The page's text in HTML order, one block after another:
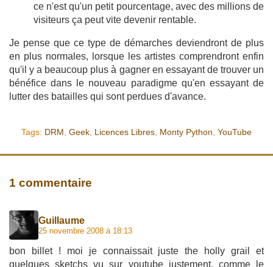
ce n'est qu'un petit pourcentage, avec des millions de
visiteurs ça peut vite devenir rentable.
Je pense que ce type de démarches deviendront de plus
en plus normales, lorsque les artistes comprendront enfin
qu'il y a beaucoup plus à gagner en essayant de trouver un
bénéfice dans le nouveau paradigme qu'en essayant de
lutter des batailles qui sont perdues d'avance.
Tags: DRM Geek Licences Libres Monty Python YouTube
1 commentaire
Guillaume
25 novembre 2008 à 18:13
bon billet ! moi je connaissait juste the holly grail et
quelques sketchs vu sur youtube justement, comme le